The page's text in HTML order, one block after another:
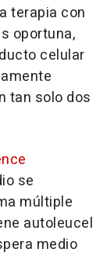
terapia con
oportuna,
celular
tan solo dos
se
múltiple
autoleucel
medio